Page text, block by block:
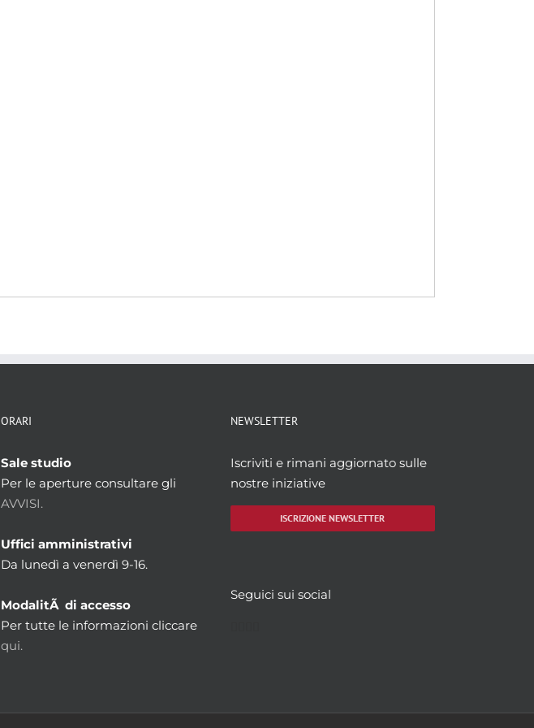
ORARI
Sale studio
Per le aperture consultare gli
AVVISI.
Uffici amministrativi
Da lunedì a venerdì 9-16.
ModalitÃ di accesso
Per tutte le informazioni cliccare
qui.
NEWSLETTER
Iscriviti e rimani aggiornato sulle
nostre iniziative
ISCRIZIONE NEWSLETTER
Seguici sui social